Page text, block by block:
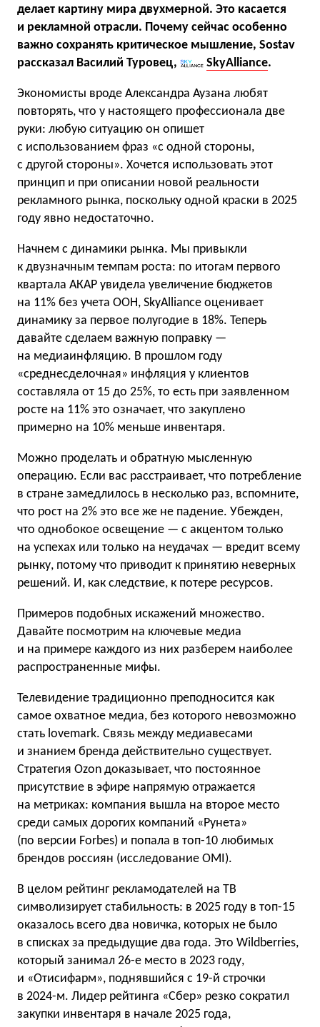
делает картину мира двухмерной. Это касается
и рекламной отрасли. Почему сейчас особенно
важно сохранять критическое мышление, Sostav
рассказал Василий Туровец,
SkyAlliance.
Экономисты вроде Александра Аузана любят
повторять, что у настоящего профессионала две
руки: любую ситуацию он опишет
с использованием фраз «с одной стороны,
с другой стороны». Хочется использовать этот
принцип и при описании новой реальности
рекламного рынка, поскольку одной краски в 2025
году явно недостаточно.
Начнем с динамики рынка. Мы привыкли
к двузначным темпам роста: по итогам первого
квартала АКАР увидела увеличение бюджетов
на 11% без учета OOH, SkyAlliance оценивает
динамику за первое полугодие в 18%. Теперь
давайте сделаем важную поправку —
на медиаинфляцию. В прошлом году
«среднесделочная» инфляция у клиентов
составляла от 15 до 25%, то есть при заявленном
росте на 11% это означает, что закуплено
примерно на 10% меньше инвентаря.
Можно проделать и обратную мысленную
операцию. Если вас расстраивает, что потребление
в стране замедлилось в несколько раз, вспомните,
что рост на 2% это все же не падение. Убежден,
что однобокое освещение — с акцентом только
на успехах или только на неудачах — вредит всему
рынку, потому что приводит к принятию неверных
решений. И, как следствие, к потере ресурсов.
Примеров подобных искажений множество.
Давайте посмотрим на ключевые медиа
и на примере каждого из них разберем наиболее
распространенные мифы.
Телевидение традиционно преподносится как
самое охватное медиа, без которого невозможно
стать lovemark. Связь между медиавесами
и знанием бренда действительно существует.
Стратегия Ozon доказывает, что постоянное
присутствие в эфире напрямую отражается
на метриках: компания вышла на второе место
среди самых дорогих компаний «Рунета»
(по версии Forbes) и попала в топ-10 любимых
брендов россиян (исследование OMI).
В целом рейтинг рекламодателей на ТВ
символизирует стабильность: в 2025 году в топ-15
оказалось всего два новичка, которых не было
в списках за предыдущие два года. Это Wildberries,
который занимал 26-е место в 2023 году,
и «Отисифарм», поднявшийся с 19-й строчки
в 2024-м. Лидер рейтинга «Сбер» резко сократил
закупки инвентаря в начале 2025 года,